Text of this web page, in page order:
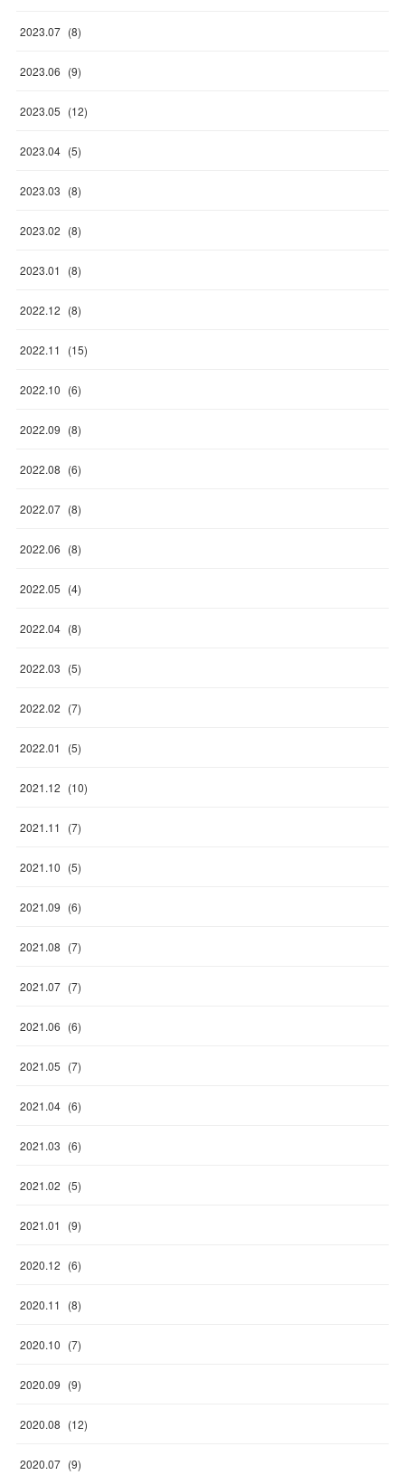
2023.07 (8)
2023.06 (9)
2023.05 (12)
2023.04 (5)
2023.03 (8)
2023.02 (8)
2023.01 (8)
2022.12 (8)
2022.11 (15)
2022.10 (6)
2022.09 (8)
2022.08 (6)
2022.07 (8)
2022.06 (8)
2022.05 (4)
2022.04 (8)
2022.03 (5)
2022.02 (7)
2022.01 (5)
2021.12 (10)
2021.11 (7)
2021.10 (5)
2021.09 (6)
2021.08 (7)
2021.07 (7)
2021.06 (6)
2021.05 (7)
2021.04 (6)
2021.03 (6)
2021.02 (5)
2021.01 (9)
2020.12 (6)
2020.11 (8)
2020.10 (7)
2020.09 (9)
2020.08 (12)
2020.07 (9)